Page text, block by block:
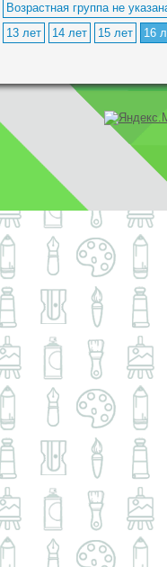
Возрастная группа не
13 лет
14 лет 15 лет 16